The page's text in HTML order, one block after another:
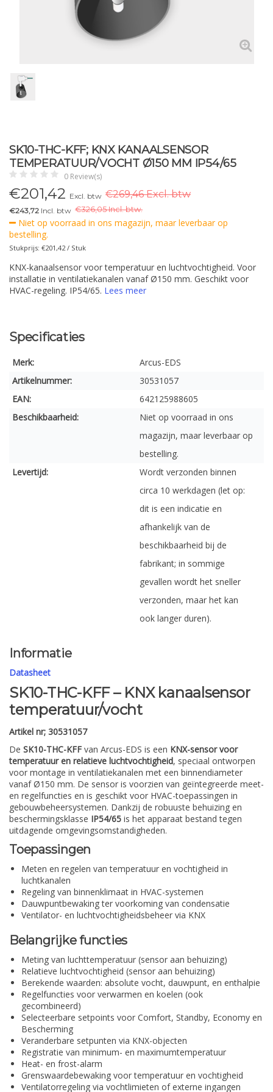
SK10-THC-KFF; KNX KANAALSENSOR
TEMPERATUUR/VOCHT Ø150 MM IP54/65
0 Review(s)
€201,42 Excl. btw €269,46 Excl. btw
€243,72 Incl. btw €326,05 Incl. btw.
Niet op voorraad in ons magazijn, maar leverbaar op
bestelling.
Stukprijs: €201,42 / Stuk
KNX-kanaalsensor voor temperatuur en luchtvochtigheid. Voor
installatie in ventilatiekanalen vanaf Ø150 mm. Geschikt voor
HVAC-regeling. IP54/65. Lees meer
Specificaties
Merk:
Arcus-EDS
Artikelnummer:
30531057
EAN:
642125988605
Beschikbaarheid:
Niet op voorraad in ons
magazijn, maar leverbaar op
bestelling.
Levertijd:
Wordt verzonden binnen
circa 10 werkdagen (let op:
dit is een indicatie en
afhankelijk van de
beschikbaarheid bij de
fabrikant; in sommige
gevallen wordt het sneller
verzonden, maar het kan
ook langer duren).
Informatie
Datasheet
SK10-THC-KFF – KNX kanaalsensor
temperatuur/vocht
Artikel nr; 30531057
De SK10-THC-KFF van Arcus-EDS is een KNX-sensor voor
temperatuur en relatieve luchtvochtigheid, speciaal ontworpen
voor montage in ventilatiekanalen met een binnendiameter
vanaf Ø150 mm. De sensor is voorzien van geïntegreerde meet-
en regelfuncties en is geschikt voor HVAC-toepassingen in
gebouwbeheersystemen. Dankzij de robuuste behuizing en
beschermingsklasse IP54/65 is het apparaat bestand tegen
uitdagende omgevingsomstandigheden.
Toepassingen
Meten en regelen van temperatuur en vochtigheid in
luchtkanalen
Regeling van binnenklimaat in HVAC-systemen
Dauwpuntbewaking ter voorkoming van condensatie
Ventilator- en luchtvochtigheidsbeheer via KNX
Belangrijke functies
Meting van luchttemperatuur (sensor aan behuizing)
Relatieve luchtvochtigheid (sensor aan behuizing)
Berekende waarden: absolute vocht, dauwpunt, en enthalpie
Regelfuncties voor verwarmen en koelen (ook
gecombineerd)
Selecteerbare setpoints voor Comfort, Standby, Economy en
Bescherming
Veranderbare setpunten via KNX-objecten
Registratie van minimum- en maximumtemperatuur
Heat- en frost-alarm
Grenswaardebewaking voor temperatuur en vochtigheid
Ventilatorregeling via vochtlimieten of externe ingangen